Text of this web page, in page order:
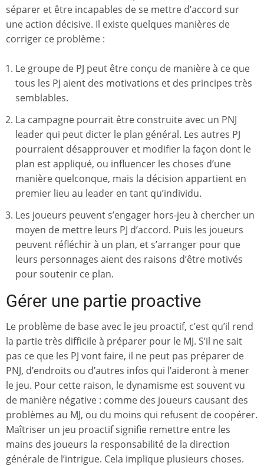
séparer et être incapables de se mettre d’accord sur
une action décisive. Il existe quelques manières de
corriger ce problème :
Le groupe de PJ peut être conçu de manière à ce que
tous les PJ aient des motivations et des principes très
semblables.
La campagne pourrait être construite avec un PNJ
leader qui peut dicter le plan général. Les autres PJ
pourraient désapprouver et modifier la façon dont le
plan est appliqué, ou influencer les choses d’une
manière quelconque, mais la décision appartient en
premier lieu au leader en tant qu’individu.
Les joueurs peuvent s’engager hors-jeu à chercher un
moyen de mettre leurs PJ d’accord. Puis les joueurs
peuvent réfléchir à un plan, et s’arranger pour que
leurs personnages aient des raisons d’être motivés
pour soutenir ce plan.
Gérer une partie proactive
Le problème de base avec le jeu proactif, c’est qu’il rend
la partie très difficile à préparer pour le MJ. S’il ne sait
pas ce que les PJ vont faire, il ne peut pas préparer de
PNJ, d’endroits ou d’autres infos qui l’aideront à mener
le jeu. Pour cette raison, le dynamisme est souvent vu
de manière négative : comme des joueurs causant des
problèmes au MJ, ou du moins qui refusent de coopérer.
Maîtriser un jeu proactif signifie remettre entre les
mains des joueurs la responsabilité de la direction
générale de l’intrigue. Cela implique plusieurs choses.